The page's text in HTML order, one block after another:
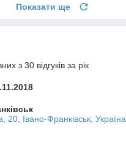
Показати ще
з 30 відгуків за рік
20, Івано-Франківськ, Україна